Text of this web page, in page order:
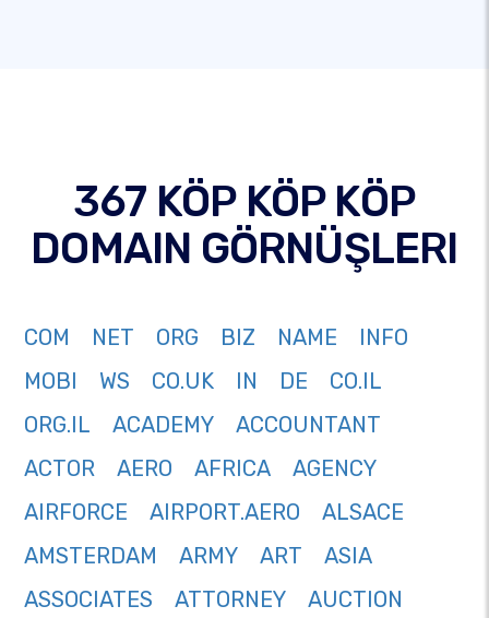
367 KÖP KÖP KÖP
DOMAIN GÖRNÜŞLERI
COM NET ORG BIZ NAME
INFO
MOBI
WS CO.UK IN DE
CO.IL
ORG.IL
ACADEMY
ACCOUNTANT
ACTOR
AERO AFRICA
AGENCY
AIRFORCE
AIRPORT.AERO
ALSACE
AMSTERDAM
ARMY ART
ASIA
ASSOCIATES
ATTORNEY
AUCTION